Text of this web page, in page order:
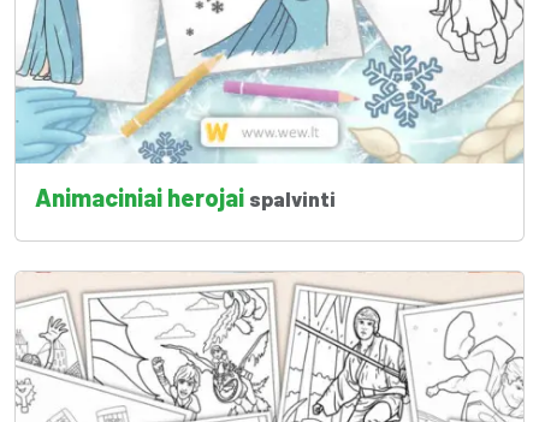
Animaciniai herojai spalvinti